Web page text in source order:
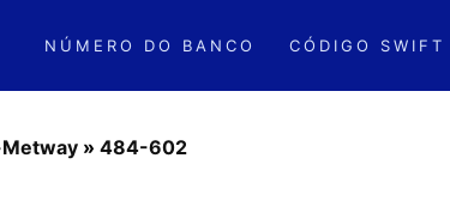
NÚMERO DO BANCO CÓDIGO SWIFT
» 484-602